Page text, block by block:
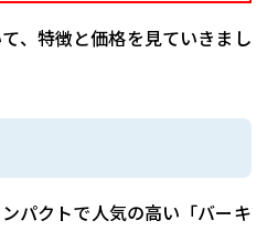
、特徴と価格を見ていきまし
パクトで人気の高い「バーキ